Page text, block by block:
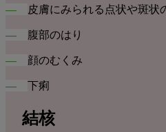
― 皮膚にみられる点状や斑状
― 腹部のはり
― 顔のむくみ
― 下痢
結核